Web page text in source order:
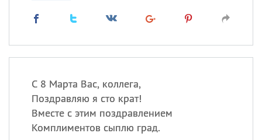
С 8 Марта Вас, коллега,
Поздравляю я сто крат!
Вместе с этим поздравлением
Комплиментов сыплю град.